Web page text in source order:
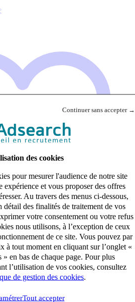
Continuer sans accepter →
des cookies
pour mesurer l'audience de notre site
expérience et vous proposer des offres
Au travers des menus ci-dessous,
des finalités de traitement de vos
votre consentement ou votre refus
nous utilisons, à l’exception de ceux
de ce site. Vous pouvez par
à tout moment en cliquant sur l’onglet «
» en bas de chaque page. Pour plus
l’utilisation de vos cookies, consultez
de gestion des cookies
Tout accepter
(H/F)